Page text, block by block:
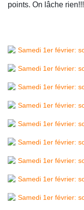
points. On lâche rien!!!